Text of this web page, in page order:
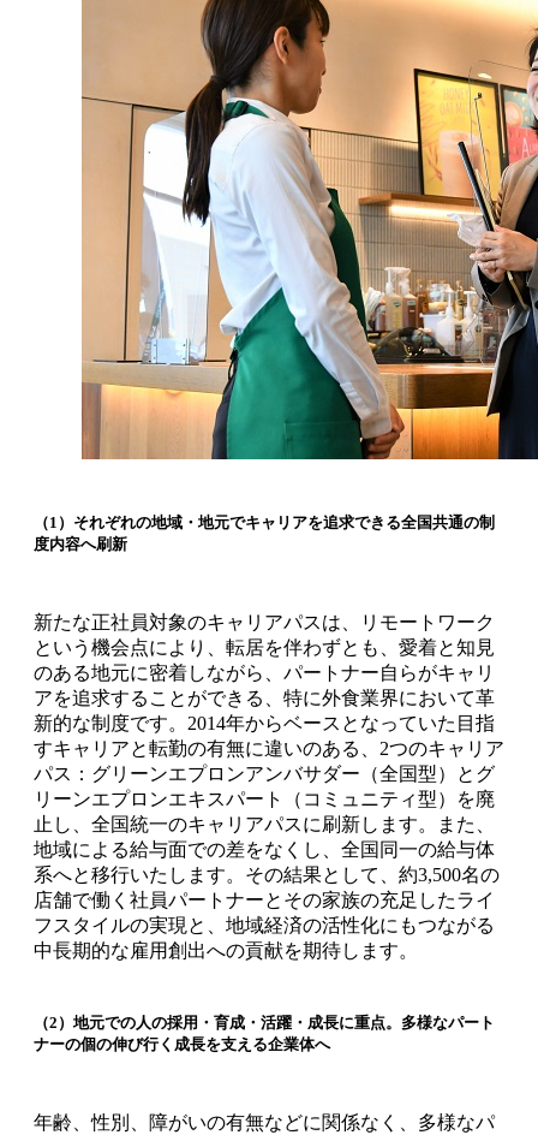
（1）それぞれの地域・地元でキャリアを追求できる全国共通の制
度内容へ刷新
新たな正社員対象のキャリアパスは、リモートワーク
という機会点により、転居を伴わずとも、愛着と知見
のある地元に密着しながら、パートナー自らがキャリ
アを追求することができる、特に外食業界において革
新的な制度です。2014年からベースとなっていた目指
すキャリアと転勤の有無に違いのある、2つのキャリア
パス：グリーンエプロンアンバサダー（全国型）とグ
リーンエプロンエキスパート（コミュニティ型）を廃
止し、全国統一のキャリアパスに刷新します。また、
地域による給与面での差をなくし、全国同一の給与体
系へと移行いたします。その結果として、約3,500名の
店舗で働く社員パートナーとその家族の充足したライ
フスタイルの実現と、地域経済の活性化にもつながる
中長期的な雇用創出への貢献を期待します。
（2）地元での人の採用・育成・活躍・成長に重点。多様なパート
ナーの個の伸び行く成長を支える企業体へ
年齢、性別、障がいの有無などに関係なく、多様なパ